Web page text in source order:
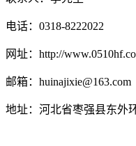
电话：0318-8222022
网址：http://
邮箱：huinajixie@163.com
地址：河北省枣强县东外